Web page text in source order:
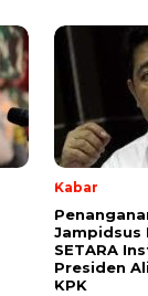
Kabar
Jampidsus
SETARA
Presiden
KPK